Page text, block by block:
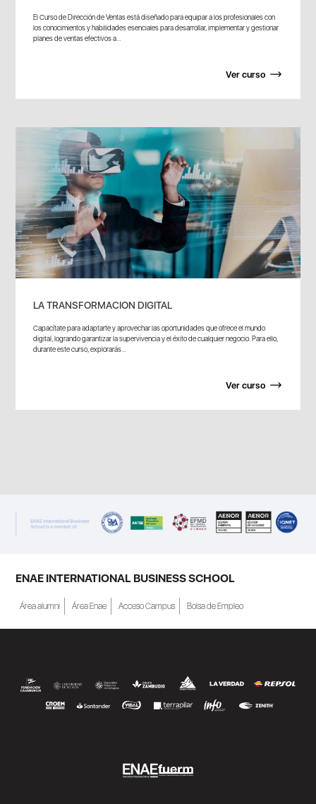
El Curso de Dirección de Ventas está diseñado para equipar a los profesionales con
los conocimientos y habilidades esenciales para desarrollar, implementar y gestionar
planes de ventas efectivos a...
Ver curso
LA TRANSFORMACION DIGITAL
Capacítate para adaptarte y aprovechar las oportunidades que ofrece el mundo
digital, logrando garantizar la supervivencia y el éxito de cualquier negocio. Para ello,
durante este curso, explorarás...
Ver curso
ENAE INTERNATIONAL BUSINESS SCHOOL
Área alumni Área Enae Acceso Campus Bolsa de Empleo